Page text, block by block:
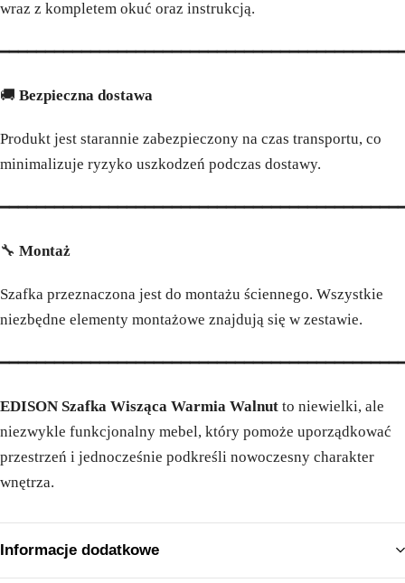
wraz z kompletem okuć oraz instrukcją.
🚚 Bezpieczna dostawa
Produkt jest starannie zabezpieczony na czas transportu, co
minimalizuje ryzyko uszkodzeń podczas dostawy.
🔧 Montaż
Szafka przeznaczona jest do montażu ściennego. Wszystkie
niezbędne elementy montażowe znajdują się w zestawie.
EDISON Szafka Wisząca Warmia Walnut to niewielki, ale
niezwykle funkcjonalny mebel, który pomoże uporządkować
przestrzeń i jednocześnie podkreśli nowoczesny charakter
wnętrza.
Informacje dodatkowe